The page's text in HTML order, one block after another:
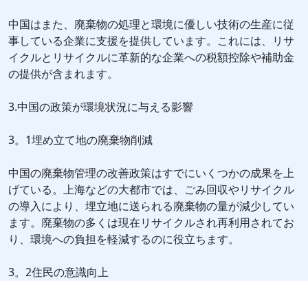
中国はまた、廃棄物の処理と環境に優しい技術の生産に従
事している企業に支援を提供しています。これには、リサ
イクルとリサイクルに革新的な企業への税額控除や補助金
の提供が含まれます。
3.中国の政策が環境状況に与える影響
3。1埋め立て地の廃棄物削減
中国の廃棄物管理の改善政策はすでにいくつかの成果を上
げている。上海などの大都市では、ごみ回収やリサイクル
の導入により、埋立地に送られる廃棄物の量が減少してい
ます。廃棄物の多くは現在リサイクルされ再利用されてお
り、環境への負担を軽減するのに役立ちます。
3。2住民の意識向上